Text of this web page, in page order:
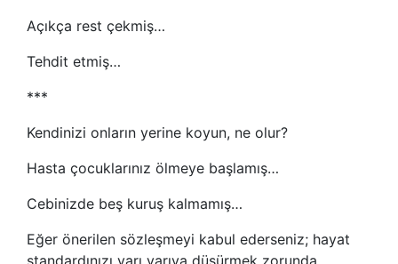
Açıkça rest çekmiş…
Tehdit etmiş…
***
Kendinizi onların yerine koyun, ne olur?
Hasta çocuklarınız ölmeye başlamış…
Cebinizde beş kuruş kalmamış…
Eğer önerilen sözleşmeyi kabul ederseniz; hayat
standardınızı yarı yarıya düşürmek zorunda